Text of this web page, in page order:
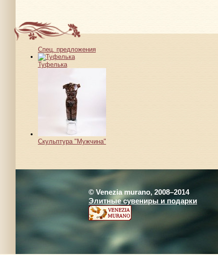
Спец. предложения
Туфелька
Скульптура "Мужчина"
© Venezia murano, 2008–2014
Элитные сувениры и подарки